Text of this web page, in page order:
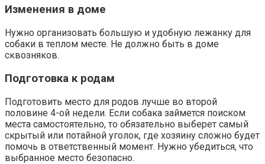
Изменения в доме
Нужно организовать большую и удобную лежанку для
собаки в теплом месте. Не должно быть в доме
сквозняков.
Подготовка к родам
Подготовить место для родов лучше во второй
половине 4-ой недели. Если собака займется поиском
места самостоятельно, то обязательно выберет самый
скрытый или потайной уголок, где хозяину сложно будет
помочь в ответственный момент. Нужно убедиться, что
выбранное место безопасно.